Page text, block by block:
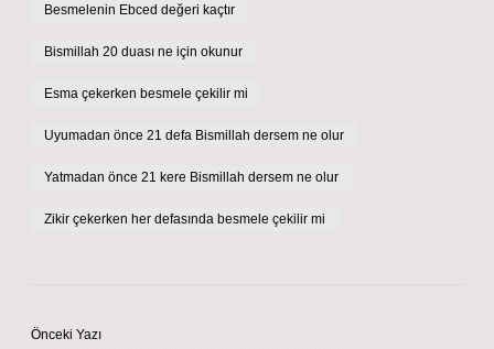
Besmelenin Ebced değeri kaçtır
Bismillah 20 duası ne için okunur
Esma çekerken besmele çekilir mi
Uyumadan önce 21 defa Bismillah dersem ne olur
Yatmadan önce 21 kere Bismillah dersem ne olur
Zikir çekerken her defasında besmele çekilir mi
Önceki Yazı